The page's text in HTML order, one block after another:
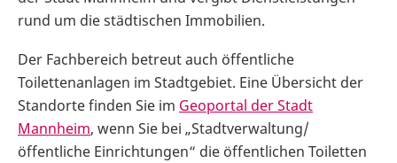
rund um die städtischen Immobilien.
Der Fachbereich betreut auch öffentliche
Toilettenanlagen im Stadtgebiet. Eine Übersicht der
Standorte finden Sie im Geoportal der Stadt
Mannheim, wenn Sie bei „Stadtverwaltung/
öffentliche Einrichtungen“ die öffentlichen Toiletten